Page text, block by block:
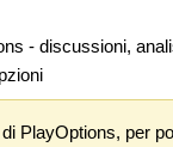
- discussioni,
PlayOptions, per